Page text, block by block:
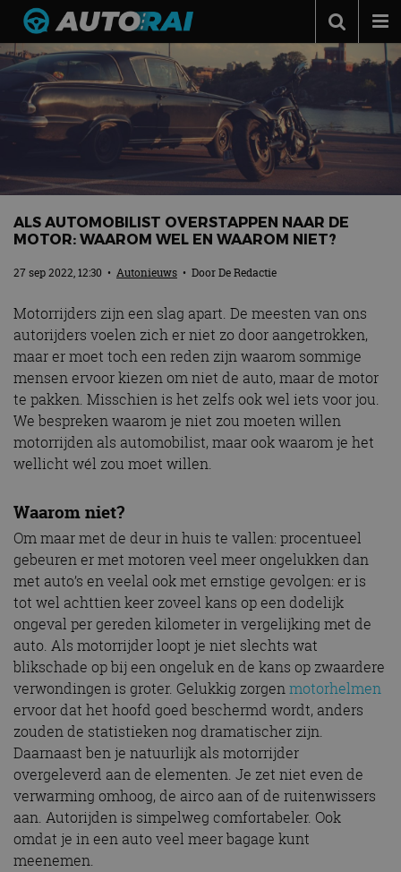
Autonieuws
Podcast
Autotests
Adverteren
Contact
MotorRAI.nl
ALS AUTOMOBILIST OVERSTAPPEN NAAR DE
MOTOR: WAAROM WEL EN WAAROM NIET?
27 sep 2022, 12:30 • Autonieuws • DoorDe Redactie
Motorrijders zijn een slag apart. De meesten van ons
autorijders voelen zich er niet zo door aangetrokken,
maar er moet toch een reden zijn waarom sommige
mensen ervoor kiezen om niet de auto, maar de motor
te pakken. Misschien is het zelfs ook wel iets voor jou.
We bespreken waarom je niet zou moeten willen
motorrijden als automobilist, maar ook waarom je het
wellicht wél zou moet willen.
Waarom niet?
Om maar met de deur in huis te vallen: procentueel
gebeuren er met motoren veel meer ongelukken dan
met auto’s en veelal ook met ernstige gevolgen: er is
tot wel achttien keer zoveel kans op een dodelijk
ongeval per gereden kilometer in vergelijking met de
auto. Als motorrijder loopt je niet slechts wat
blikschade op bij een ongeluk en de kans op zwaardere
verwondingen is groter. Gelukkig zorgenmotorhelmen
ervoor dat het hoofd goed beschermd wordt, anders
zouden de statistieken nog dramatischer zijn.
Daarnaast ben je natuurlijk als motorrijder
overgeleverd aan de elementen. Je zet niet even de
verwarming omhoog, de airco aan of de ruitenwissers
aan. Autorijden is simpelweg comfortabeler. Ook
omdat je in een auto veel meer bagage kunt
meenemen.